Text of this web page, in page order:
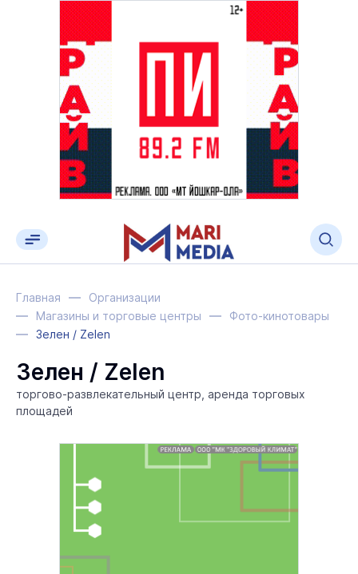
Главная
Организации
Магазины и торговые центры
Фото-кинотовары
Зелен / Zelen
Зелен / Zelen
торгово-развлекательный центр, аренда торговых
площадей